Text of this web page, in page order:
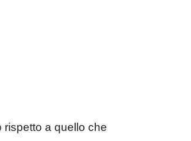
rispetto a quello che